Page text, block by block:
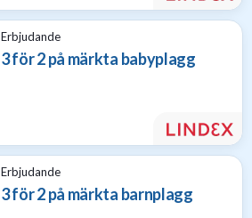
Erbjudande
3 för 2 på märkta babyplagg
Erbjudande
3 för 2 på märkta barnplagg